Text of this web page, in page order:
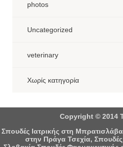
photos
Uncategorized
veterinary
Χωρίς κατηγορία
Copyright © 2014
Σπουδές Ιατρικής στη
στην Πράγα Τσεχία, Σπουδές